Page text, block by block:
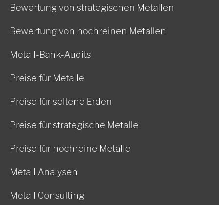
Bewertung von strategischen Metallen
Bewertung von hochreinen Metallen
Metall-Bank-Audits
Preise für Metalle
Preise für seltene Erden
Preise für strategische Metalle
Preise für hochreine Metalle
Metall Analysen
Metall Consulting